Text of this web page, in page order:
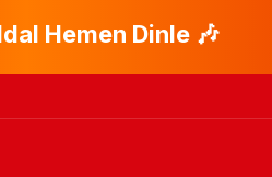
Hemen Dinle 🎶